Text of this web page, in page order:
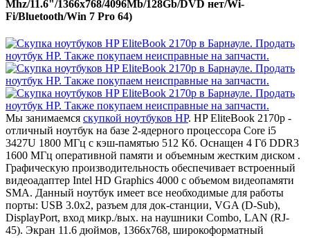
Mhz/11.6"/1366x768/4096Mb/128Gb/DVD нет/Wi-
Fi/Bluetooth/Win 7 Pro 64)
Мы занимаемся скупкой ноутбуков HP. HP EliteBook 2170p -
отличный ноутбук на базе 2-ядерного процессора Core i5
3427U 1800 МГц с кэш-памятью 512 Кб. Оснащен 4 Гб DDR3
1600 МГц оперативной памяти и объемным жестким диском .
Графическую производительность обеспечивает встроенный
видеоадаптер Intel HD Graphics 4000 с объемом видеопамяти
SMA. Данный ноутбук имеет все необходимые для работы
порты: USB 3.0x2, разъем для док-станции, VGA (D-Sub),
DisplayPort, вход микр./вых. на наушники Combo, LAN (RJ-
45). Экран 11.6 дюймов, 1366x768, широкоформатный